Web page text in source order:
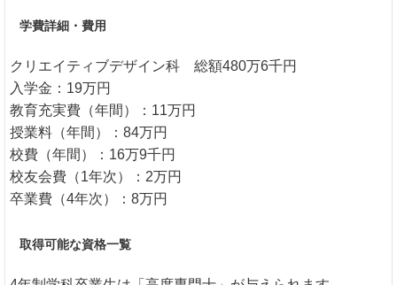
学費詳細・費用
クリエイティブデザイン科 総額480万6千円
入学金：19万円
教育充実費（年間）：11万円
授業料（年間）：84万円
校費（年間）：16万9千円
校友会費（1年次）：2万円
卒業費（4年次）：8万円
取得可能な資格一覧